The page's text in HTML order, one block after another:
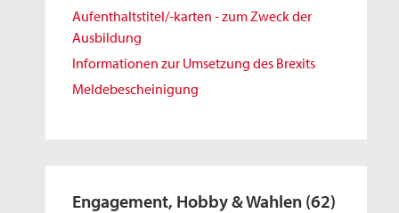
Aufenthaltstitel/-karten - zum Zweck der
Ausbildung
Informationen zur Umsetzung des Brexits
Meldebescheinigung
Engagement, Hobby & Wahlen (62)